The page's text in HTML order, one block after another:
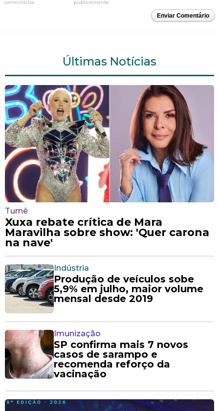
comentários.
publicamente.
Enviar Comentário
Últimas Notícias
Turnê
Xuxa rebate crítica de Mara
Maravilha sobre show: 'Quer carona
na nave'
Indústria
Produção de veículos sobe
5,9% em julho, maior volume
mensal desde 2019
Imunização
SP confirma mais 7 novos
casos de sarampo e
recomenda reforço da
vacinação